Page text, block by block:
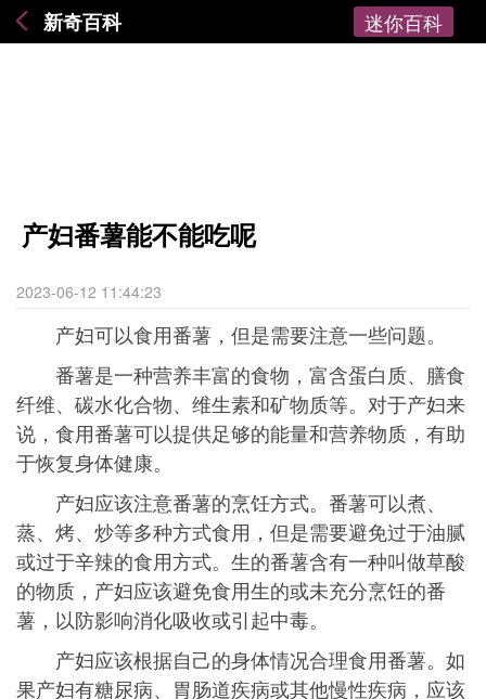
新奇百科 迷你百科
产妇番薯能不能吃呢
2023-06-12 11:44:23
产妇可以食用番薯，但是需要注意一些问题。
番薯是一种营养丰富的食物，富含蛋白质、膳食
纤维、碳水化合物、维生素和矿物质等。对于产妇来
说，食用番薯可以提供足够的能量和营养物质，有助
于恢复身体健康。
产妇应该注意番薯的烹饪方式。番薯可以煮、
蒸、烤、炒等多种方式食用，但是需要避免过于油腻
或过于辛辣的食用方式。生的番薯含有一种叫做草酸
的物质，产妇应该避免食用生的或未充分烹饪的番
薯，以防影响消化吸收或引起中毒。
产妇应该根据自己的身体情况合理食用番薯。如
果产妇有糖尿病、胃肠道疾病或其他慢性疾病，应该